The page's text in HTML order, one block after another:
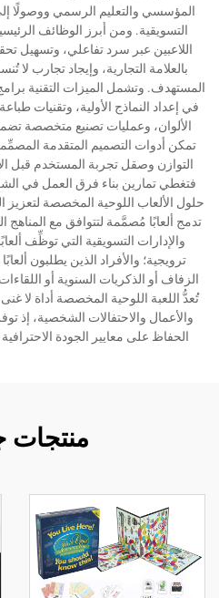
المؤسسي والتعليم الرسمي ووصولًا
التسويقية. ومن أبرز الوظائف
اللاعبين عبر سرد تفاعلي، وتسهيل
بالعلامة التجارية، وإيجاد تجارب لا
المستهدف. وتشمل الميزات التقنية
في إعداد النماذج الأولية، وتقنيات
الألوان، وعمليات تصنيع متخصصة
تمكن أدوات التصميم المتقدمة
التوازن وصقل تجربة المستخدم قبل
فتغطي تمارين بناء فرق العمل في
حلول الألعاب اللوحية المخصصة لتعزيز
تدمج ألعابًا مُصمَّمة لتتوافق مع المناهج
والإدارات التسويقية التي توظِّف
ترويجية؛ والأفراد الذين يطلبون
الزفاف أو الذكريات السنوية أو
تُعدُّ اللعبة اللوحية المخصصة أداة لا
والأعمال والاحتفالات الشخصية، إذ
الحفاظ على معايير الجودة
منتجات